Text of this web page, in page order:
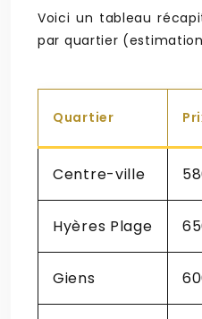
Voici un tableau
par quartier
Quartier
Centre-ville
Hyères Plage
Giens